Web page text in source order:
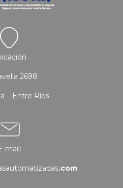
2698
– Entre Ríos
mail:
.com